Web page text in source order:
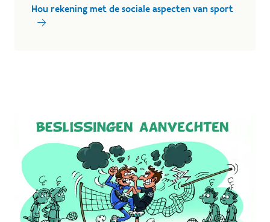
Hou rekening met de sociale aspecten van sport